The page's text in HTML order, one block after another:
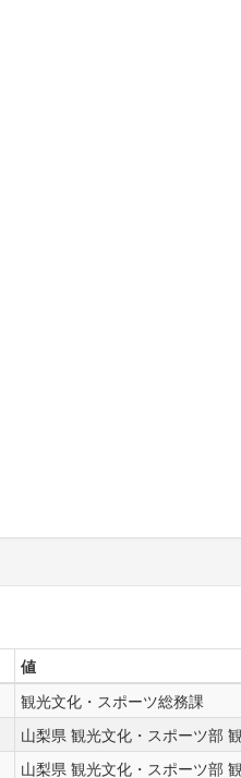
値
観光文化・スポーツ総務課
山梨県 観光文化・スポーツ部
山梨県 観光文化・スポーツ部